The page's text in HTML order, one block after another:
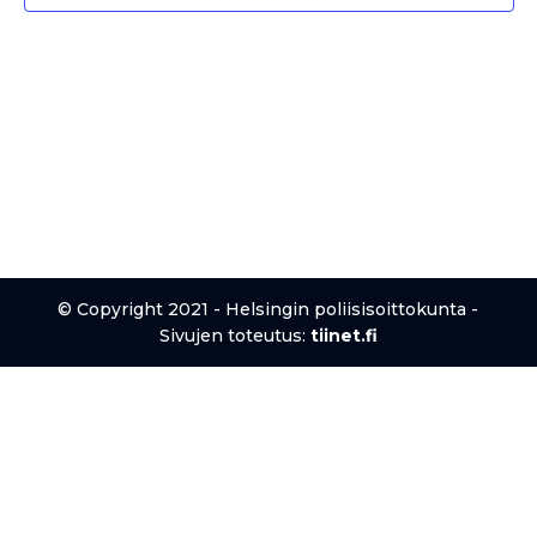
© Copyright 2021 - Helsingin poliisisoittokunta -
Sivujen toteutus: tiinet.fi